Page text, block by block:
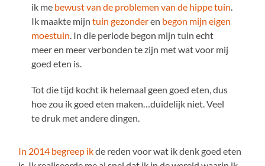
ik me bewust van de problemen van de hippe tuin.
Ik maakte mijn tuin gezonderen begon mijn eigen
moestuin. In die periode begon mijn tuin echt
meer en meer verbonden te zijn met wat voor mij
goed eten is.
Tot die tijd kocht ik helemaal geen goed eten, dus
hoe zou ik goed eten maken…duidelijk niet. Veel
te druk met andere dingen.
In 2014 begreep ikde reden voor wat ik denk goed eten